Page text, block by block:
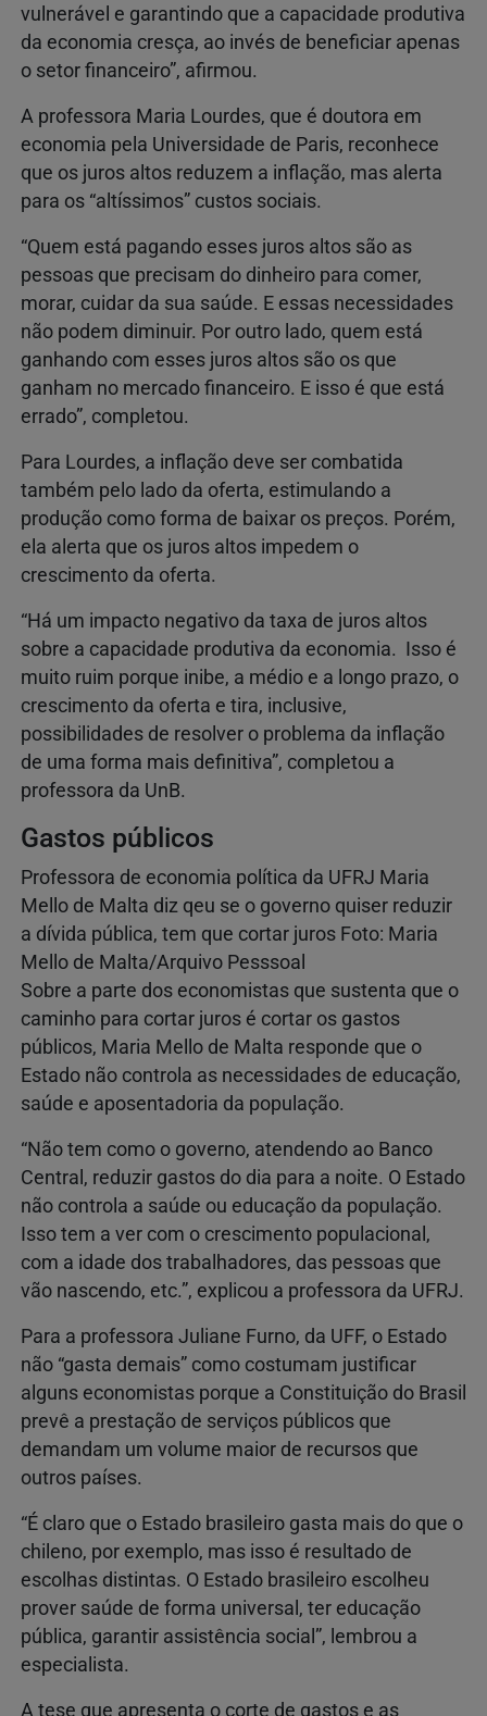
vulnerável e garantindo que a capacidade produtiva
da economia cresça, ao invés de beneficiar apenas
o setor financeiro”, afirmou.
A professora Maria Lourdes, que é doutora em
economia pela Universidade de Paris, reconhece
que os juros altos reduzem a inflação, mas alerta
para os “altíssimos” custos sociais.
“Quem está pagando esses juros altos são as
pessoas que precisam do dinheiro para comer,
morar, cuidar da sua saúde. E essas necessidades
não podem diminuir. Por outro lado, quem está
ganhando com esses juros altos são os que
ganham no mercado financeiro. E isso é que está
errado”, completou.
Para Lourdes, a inflação deve ser combatida
também pelo lado da oferta, estimulando a
produção como forma de baixar os preços. Porém,
ela alerta que os juros altos impedem o
crescimento da oferta.
“Há um impacto negativo da taxa de juros altos
sobre a capacidade produtiva da economia. Isso é
muito ruim porque inibe, a médio e a longo prazo, o
crescimento da oferta e tira, inclusive,
possibilidades de resolver o problema da inflação
de uma forma mais definitiva”, completou a
professora da UnB.
Gastos públicos
Professora de economia política da UFRJ Maria
Mello de Malta diz qeu se o governo quiser reduzir
a dívida pública, tem que cortar juros Foto: Maria
Mello de Malta/Arquivo Pesssoal
Sobre a parte dos economistas que sustenta que o
caminho para cortar juros é cortar os gastos
públicos, Maria Mello de Malta responde que o
Estado não controla as necessidades de educação,
saúde e aposentadoria da população.
“Não tem como o governo, atendendo ao Banco
Central, reduzir gastos do dia para a noite. O Estado
não controla a saúde ou educação da população.
Isso tem a ver com o crescimento populacional,
com a idade dos trabalhadores, das pessoas que
vão nascendo, etc.”, explicou a professora da UFRJ.
Para a professora Juliane Furno, da UFF, o Estado
não “gasta demais” como costumam justificar
alguns economistas porque a Constituição do Brasil
prevê a prestação de serviços públicos que
demandam um volume maior de recursos que
outros países.
“É claro que o Estado brasileiro gasta mais do que o
chileno, por exemplo, mas isso é resultado de
escolhas distintas. O Estado brasileiro escolheu
prover saúde de forma universal, ter educação
pública, garantir assistência social”, lembrou a
especialista.
A tese que apresenta o corte de gastos e as